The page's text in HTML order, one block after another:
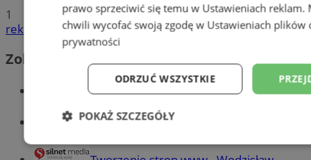
1
reklama
Zobacz również
Wiadomości kryminalne w Wodzisławiu
Wiadomości lokalne
prawo sprzeciwić się temu w Ustawieniach reklam.
chwili wycofać swoją zgodę w Ustawieniach plików
prywatności
ODRZUĆ WSZYSTKIE
POKAŻ SZCZEGÓŁY
Niezbędne Wydajność